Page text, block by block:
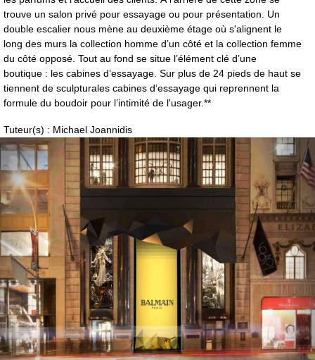
trouve un salon privé pour essayage ou pour présentation. Un
double escalier nous mène au deuxième étage où s'alignent le
long des murs la collection homme d’un côté et la collection femme
du côté opposé. Tout au fond se situe l’élément clé d’une
boutique : les cabines d’essayage. Sur plus de 24 pieds de haut se
tiennent de sculpturales cabines d’essayage qui reprennent la
formule du boudoir pour l’intimité de l'usager.**
Tuteur(s) : Michael Joannidis